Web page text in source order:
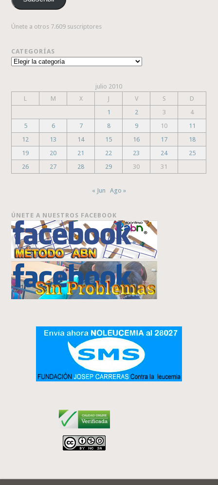
electrónico
Únete a otros 7.609 suscriptores
CATEGORÍAS
Categorías
julio 2010
L
M X J V S
D
1
2 3
4
5
6 7 8 9 10
11
12
13 14 15 16 17
18
19
20 21 22 23 24
25
26
27 28 29 30 31
« Jun Ago »
ÚNETE A NUESTROS FACEBOOK